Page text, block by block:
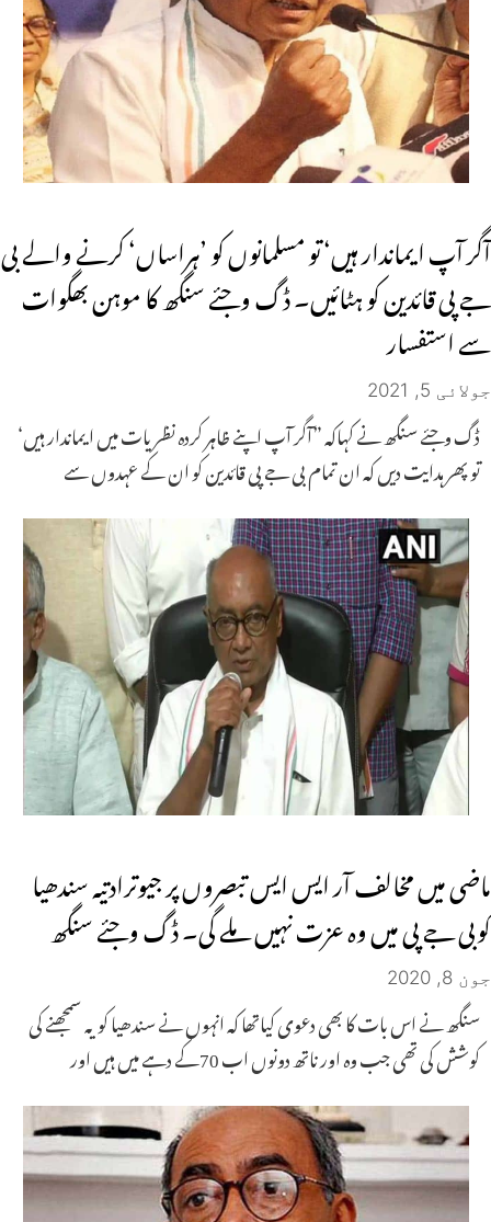
آگر آپ ایماندار ہیں‘ تو مسلمانوں کو ’ہراساں‘ کرنے والے بی
جے پی قائدین کو ہٹائیں۔ ڈگ وجئے سنگھ کا موہن بھگوات
سے استفسار
جولائی 5, 2021
ڈگ وجئے سنگھ نے کہاکہ ”آگر آپ اپنے ظاہر کردہ نظریات میں ایماندار ہیں‘
تو پھر ہدایت دیں کہ ان تمام بی جے پی قائدین کو ان کے عہدوں سے
ماضی میں مخالف آر ایس ایس تبصروں پر جیوترادتیہ سندھیا
کوبی جے پی میں وہ عزت نہیں ملے گی۔ ڈگ وجئے سنگھ
جون 8, 2020
سنگھ نے اس بات کا بھی دعوی کیاتھا کہ انہوں نے سندھیا کو یہ سمجھنے کی
کوشش کی تھی جب وہ اور ناتھ دونوں اب 70کے دہے میں ہیں اور